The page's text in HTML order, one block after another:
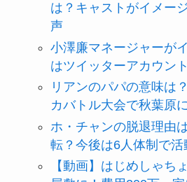
は？キャストがイメー
声
小澤廉マネージャーが
はツイッターアカウン
リアンのパパの意味は
カバトル大会で秋葉原
ホ・チャンの脱退理由
転？今後は6人体制で活
【動画】はじめしゃち